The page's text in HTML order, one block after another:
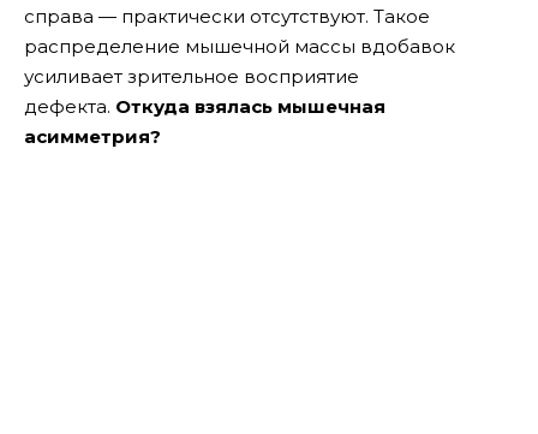
справа — практически отсутствуют. Такое
распределение мышечной массы вдобавок
усиливает зрительное восприятие
дефекта. Откуда взялась мышечная
асимметрия?